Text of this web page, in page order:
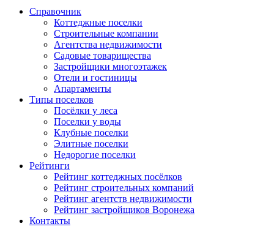
Справочник
Коттеджные поселки
Строительные компании
Агентства недвижимости
Садовые товарищества
Застройщики многоэтажек
Отели и гостиницы
Апартаменты
Типы поселков
Посёлки у леса
Поселки у воды
Клубные поселки
Элитные поселки
Недорогие поселки
Рейтинги
Рейтинг коттеджных посёлков
Рейтинг строительных компаний
Рейтинг агентств недвижимости
Рейтинг застройщиков Воронежа
Контакты